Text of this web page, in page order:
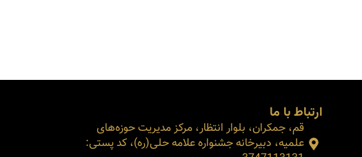
ارتباط با ما
قم، جمکران، بلوار انتظار، مرکز مدیریت حوزه‌های
علمیه، دبیرخانه جشنواره علامه حلی(ره)، کد پستی: